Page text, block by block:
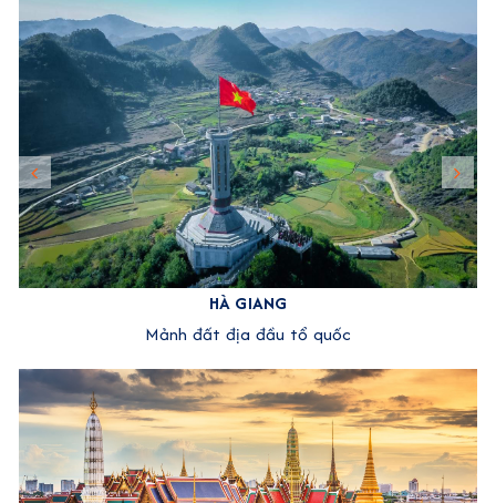
HÀ GIANG
Mảnh đất địa đầu tổ quốc